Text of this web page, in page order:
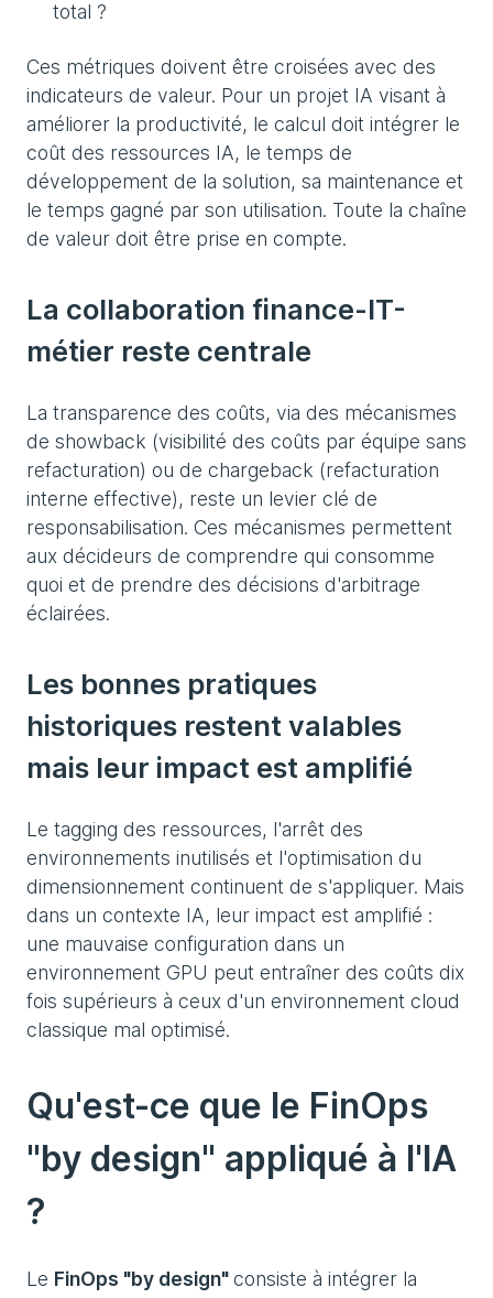
total ?
Ces métriques doivent être croisées avec des
indicateurs de valeur. Pour un projet IA visant à
améliorer la productivité, le calcul doit intégrer le
coût des ressources IA, le temps de
développement de la solution, sa maintenance et
le temps gagné par son utilisation. Toute la chaîne
de valeur doit être prise en compte.
La collaboration finance-IT-
métier reste centrale
La transparence des coûts, via des mécanismes
de showback (visibilité des coûts par équipe sans
refacturation) ou de chargeback (refacturation
interne effective), reste un levier clé de
responsabilisation. Ces mécanismes permettent
aux décideurs de comprendre qui consomme
quoi et de prendre des décisions d'arbitrage
éclairées.
Les bonnes pratiques
historiques restent valables
mais leur impact est amplifié
Le tagging des ressources, l'arrêt des
environnements inutilisés et l'optimisation du
dimensionnement continuent de s'appliquer. Mais
dans un contexte IA, leur impact est amplifié :
une mauvaise configuration dans un
environnement GPU peut entraîner des coûts dix
fois supérieurs à ceux d'un environnement cloud
classique mal optimisé.
Qu'est-ce que le FinOps
"by design" appliqué à l'IA
?
Le FinOps "by design"consiste à intégrer la